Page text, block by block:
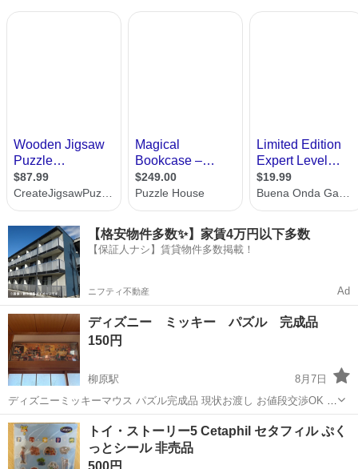
【格安物件多数✨】家賃4万円以下多数
【保証人ナシ】賃貸物件多数掲載！
ニフティ不動産 Ad
ディズニー ミッキー パズル 完成品
150円
柳原駅
8月7日
ディズニーミッキーマウス パズル完成品 現状お渡し お値段交渉OK *
引き取り場所：長野市市内 * 引き取り時期：2026.8.10-16 よろしくお
願いします。
長野 長野市 柳原駅 パズル
トイ・ストーリー5 Cetaphil セタフィル ぷく
っとシール 非売品
500円